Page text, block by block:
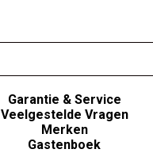
Garantie & Service
Veelgestelde Vragen
Merken
Gastenboek